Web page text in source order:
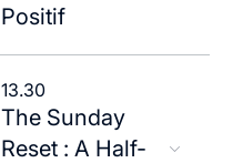
Positif
13.30
The Sunday
Reset : A Half-